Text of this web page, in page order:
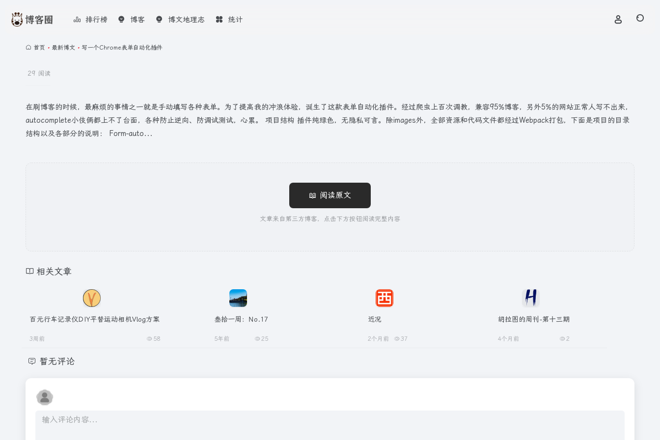
排行榜 博客 博文地理志 统计
首页 • 最新博文 • 写一个Chrome表单自动化插件
29 阅读
在刷博客的时候，最麻烦的事情之一就是手动填写各种表单。为了提高我的冲浪体验，诞生了这款表单自动化插件。经过爬虫上百次调教，兼容95%博客，另外5%的网站正常人写不出来，
autocomplete小伎俩都上不了台面，各种防止逆向、防调试测试，心累。 项目结构 插件纯绿色，无隐私可言。除images外，全部资源和代码文件都经过Webpack打包，下面是项目的目录
结构以及各部分的说明： Form-auto...
📖 阅读原文
文章来自第三方博客，点击下方按钮阅读完整内容
相关文章
百元行车记录仪DIY平替运动相机Vlog方案
3周前 58
叁拾一周：No.17
5年前 25
近况
2个月前 37
胡拉图的周刊-第十三期
4个月前 2
暂无评论